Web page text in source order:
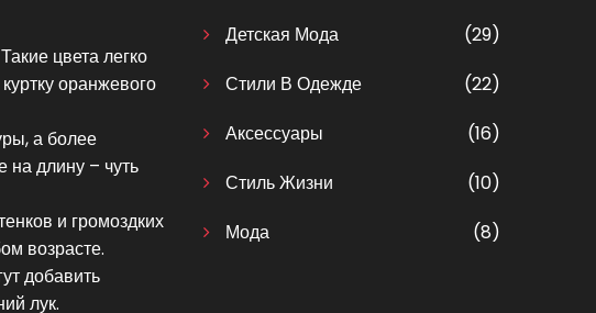
цвета легко
оранжевого
а более
на длину – чуть
и громоздких
возрасте.
добавить
лук.
Детская Мода
(29)
Стили В Одежде
(22)
Аксессуары
(16)
Стиль Жизни
(10)
Мода
(8)